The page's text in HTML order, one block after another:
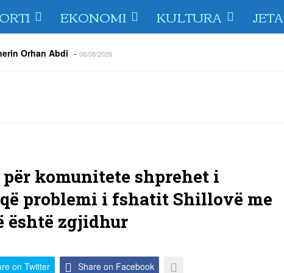
EKONOMI KULTURA JETA
këta lojtarë -06/08/2026
komunitete shprehet i
problemi i fshatit Shillovë me
është zgjidhur
on Twitter Share on Facebook